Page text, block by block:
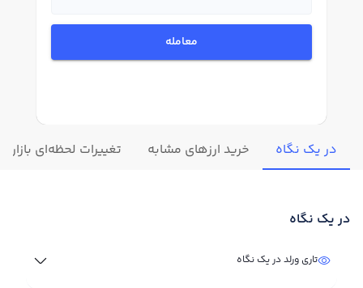
معامله
در یک نگاه خرید ارزهای مشابه تغییرات لحظه‌ای بازار
در یک نگاه
تاری ورلد در یک نگاه